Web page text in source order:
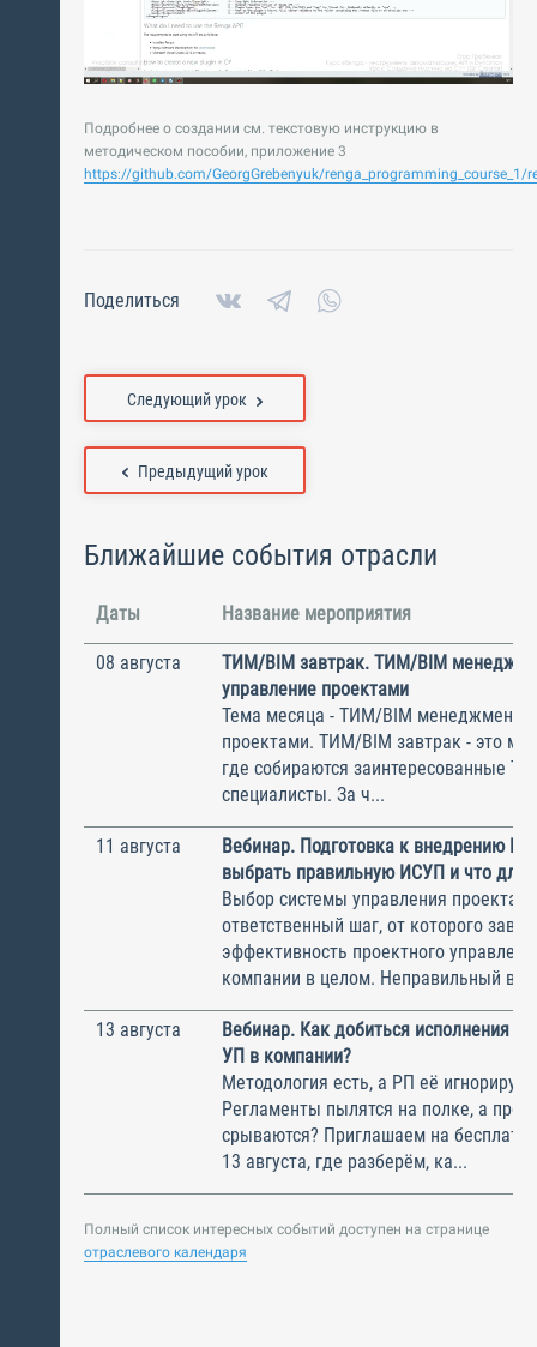
Подробнее о создании см. текстовую инструкцию в
методическом пособии, приложение 3
https://github.com/GeorgGrebenyuk/renga_programming_course_1/
Поделиться
Предыдущий урок
Следующий урок
Ближайшие события отрасли
Даты Название мероприятия
08 августа
ТИМ/BIM завтрак. ТИМ/BIM
управление проектами
Тема месяца - ТИМ/BIM менеджмент и
проектами. ТИМ/BIM завтрак - это
где собираются заинтересованные
специалисты. За ч...
11 августа
Вебинар. Подготовка к внедрению
выбрать правильную ИСУП и что для
Выбор системы управления
ответственный шаг, от которого
эффективность проектного
компании в целом. Неправильный
13 августа
Вебинар. Как добиться исполнения
УП в компании?
Методология есть, а РП её
Регламенты пылятся на полке, а
срываются? Приглашаем на
13 августа, где разберём, ка...
Полный список интересных событий доступен на странице
отраслевого календаря